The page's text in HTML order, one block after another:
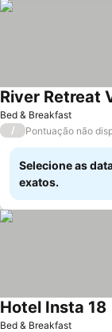
Bed & Breakfast
River Retreat
/ Pontuação não
Selecione as
exatos.
Bed & Breakfast
Hotel Insta 18